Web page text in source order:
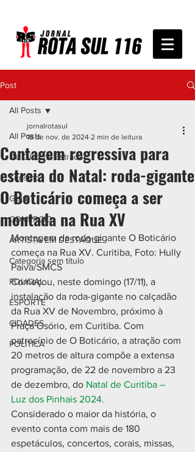
Post
All Posts
De Olho na Estrada
Turismo
Geral
COMÉRCIO
ARTISTA EM DESTAQUE
Categoria sem título
POLICIAL
ESPORTE
CIDADES
POLÍTICA
All Posts
Contagem regressiva para
estreia do Natal: roda-gigante
O Boticário começa a ser
montada na Rua XV
jornalrotasul
18 de nov. de 2024 2 min de leitura
Montagem da roda-gigante O Boticário
começa na Rua XV. Curitiba, Foto: Hully
Paiva/SMCS
Começou, neste domingo (17/11), a
instalação da roda-gigante no calçadão
da Rua XV de Novembro, próximo à
Praça Osório, em Curitiba. Com
patrocínio de O Boticário, a atração com
20 metros de altura compõe a extensa
programação, de 22 de novembro a 23
de dezembro, do Natal de Curitiba –
Luz dos Pinhais 2024.
Considerado o maior da história, o
evento conta com mais de 180
espetáculos, concertos, corais, missas,